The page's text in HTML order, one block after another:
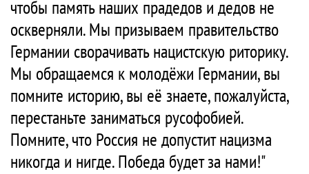
чтобы память наших прадедов и дедов не
оскверняли. Мы призываем правительство
Германии сворачивать нацистскую риторику.
Мы обращаемся к молодёжи Германии, вы
помните историю, вы её знаете, пожалуйста,
перестаньте заниматься русофобией.
Помните, что Россия не допустит нацизма
никогда и нигде. Победа будет за нами!"